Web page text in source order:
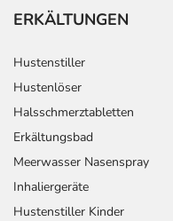
ERKÄLTUNGEN
Hustenstiller
Hustenlöser
Halsschmerztabletten
Erkältungsbad
Meerwasser Nasenspray
Inhaliergeräte
Hustenstiller Kinder